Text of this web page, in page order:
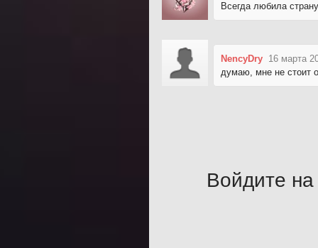
Всегда любила
NencyDry 16 марта
думаю, мне не стоит
Войдите на